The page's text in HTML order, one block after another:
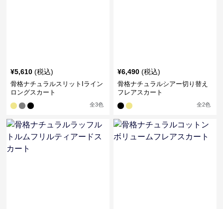
¥5,610 (税込)
骨格ナチュラルスリットIライン
ロングスカート
全3色
¥6,490 (税込)
骨格ナチュラルシアー切り替え
フレアスカート
全2色